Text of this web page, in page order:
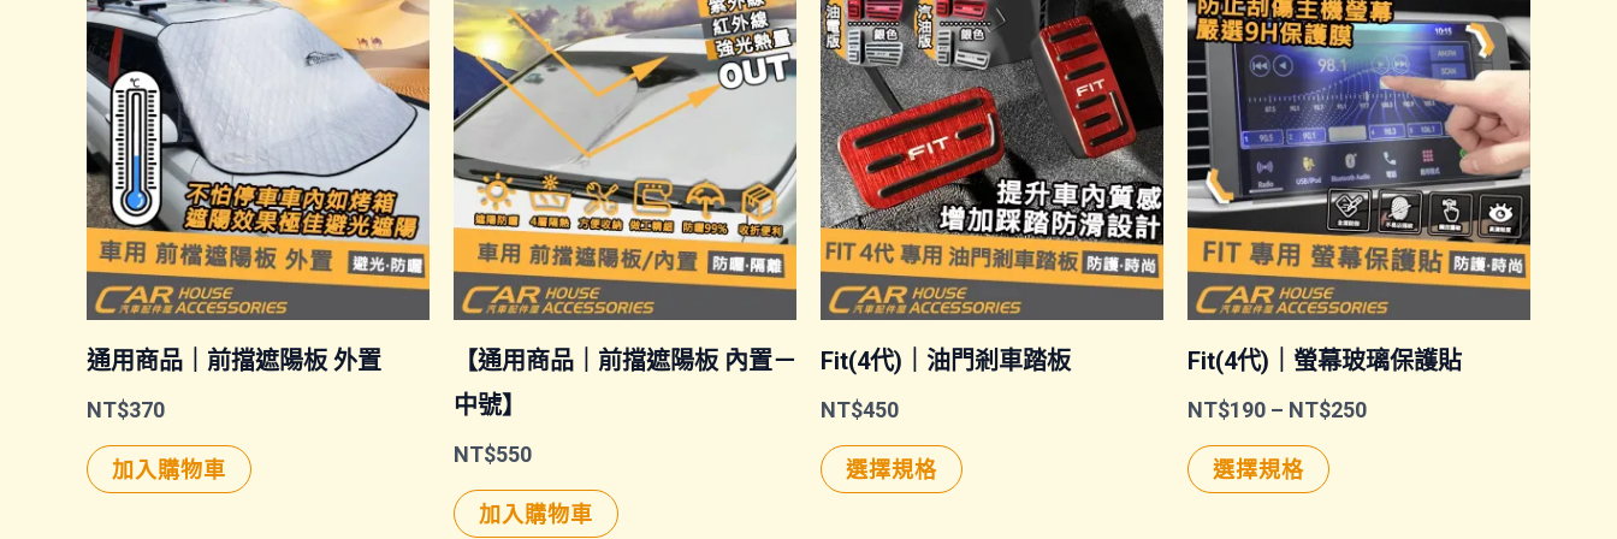
通用商品｜前擋遮陽板 外置
NT$370
加入購物車
【通用商品｜前擋遮陽板 內置－
中號】
NT$550
加入購物車
Fit(4代)｜油門剎車踏板
NT$450
選擇規格
此
Fit(4代)｜螢幕玻璃保護貼
NT$190 – NT$250價
選擇規格
此